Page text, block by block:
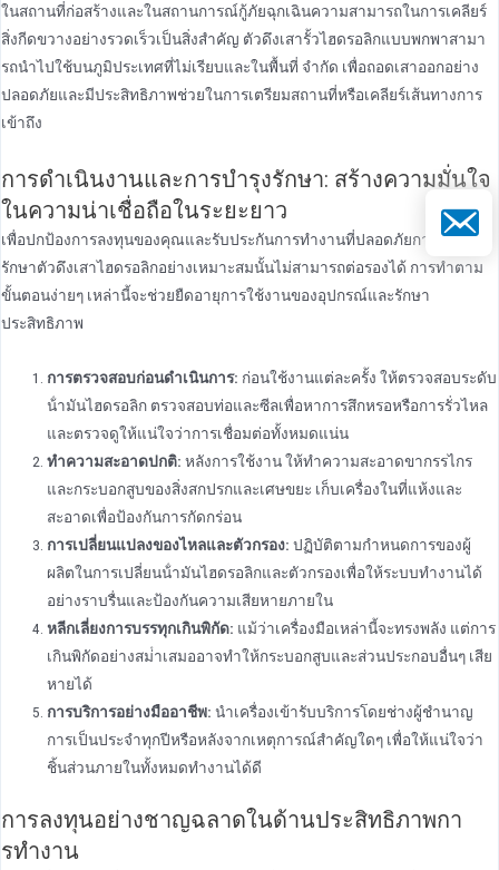
ในสถานที่ก่อสร้างและในสถานการณ์กู้ภัยฉุกเฉินความสามารถในการเคลียร์
สิ่งกีดขวางอย่างรวดเร็วเป็นสิ่งสําคัญ ตัวดึงเสารั้วไฮดรอลิกแบบพกพาสามา
รถนําไปใช้บนภูมิประเทศที่ไม่เรียบและในพื้นที่ จํากัด เพื่อถอดเสาออกอย่าง
ปลอดภัยและมีประสิทธิภาพช่วยในการเตรียมสถานที่หรือเคลียร์เส้นทางการ
เข้าถึง
การดําเนินงานและการบํารุงรักษา: สร้างความมั่นใจ
ในความน่าเชื่อถือในระยะยาว
เพื่อปกป้องการลงทุนของคุณและรับประกันการทํางานที่ปลอดภัยการบํารุง
รักษาตัวดึงเสาไฮดรอลิกอย่างเหมาะสมนั้นไม่สามารถต่อรองได้ การทําตาม
ขั้นตอนง่ายๆ เหล่านี้จะช่วยยืดอายุการใช้งานของอุปกรณ์และรักษา
ประสิทธิภาพ
การตรวจสอบก่อนดําเนินการ: ก่อนใช้งานแต่ละครั้ง ให้ตรวจสอบระดับ
น้ํามันไฮดรอลิก ตรวจสอบท่อและซีลเพื่อหาการสึกหรอหรือการรั่วไหล
และตรวจดูให้แน่ใจว่าการเชื่อมต่อทั้งหมดแน่น
ทําความสะอาดปกติ: หลังการใช้งาน ให้ทําความสะอาดขากรรไกร
และกระบอกสูบของสิ่งสกปรกและเศษขยะ เก็บเครื่องในที่แห้งและ
สะอาดเพื่อป้องกันการกัดกร่อน
การเปลี่ยนแปลงของไหลและตัวกรอง: ปฏิบัติตามกําหนดการของผู้
ผลิตในการเปลี่ยนน้ํามันไฮดรอลิกและตัวกรองเพื่อให้ระบบทํางานได้
อย่างราบรื่นและป้องกันความเสียหายภายใน
หลีกเลี่ยงการบรรทุกเกินพิกัด: แม้ว่าเครื่องมือเหล่านี้จะทรงพลัง แต่การ
เกินพิกัดอย่างสม่ําเสมออาจทําให้กระบอกสูบและส่วนประกอบอื่นๆ เสีย
หายได้
การบริการอย่างมืออาชีพ: นําเครื่องเข้ารับบริการโดยช่างผู้ชํานาญ
การเป็นประจําทุกปีหรือหลังจากเหตุการณ์สําคัญใดๆ เพื่อให้แน่ใจว่า
ชิ้นส่วนภายในทั้งหมดทํางานได้ดี
การลงทุนอย่างชาญฉลาดในด้านประสิทธิภาพกา
รทํางาน
อีเมล